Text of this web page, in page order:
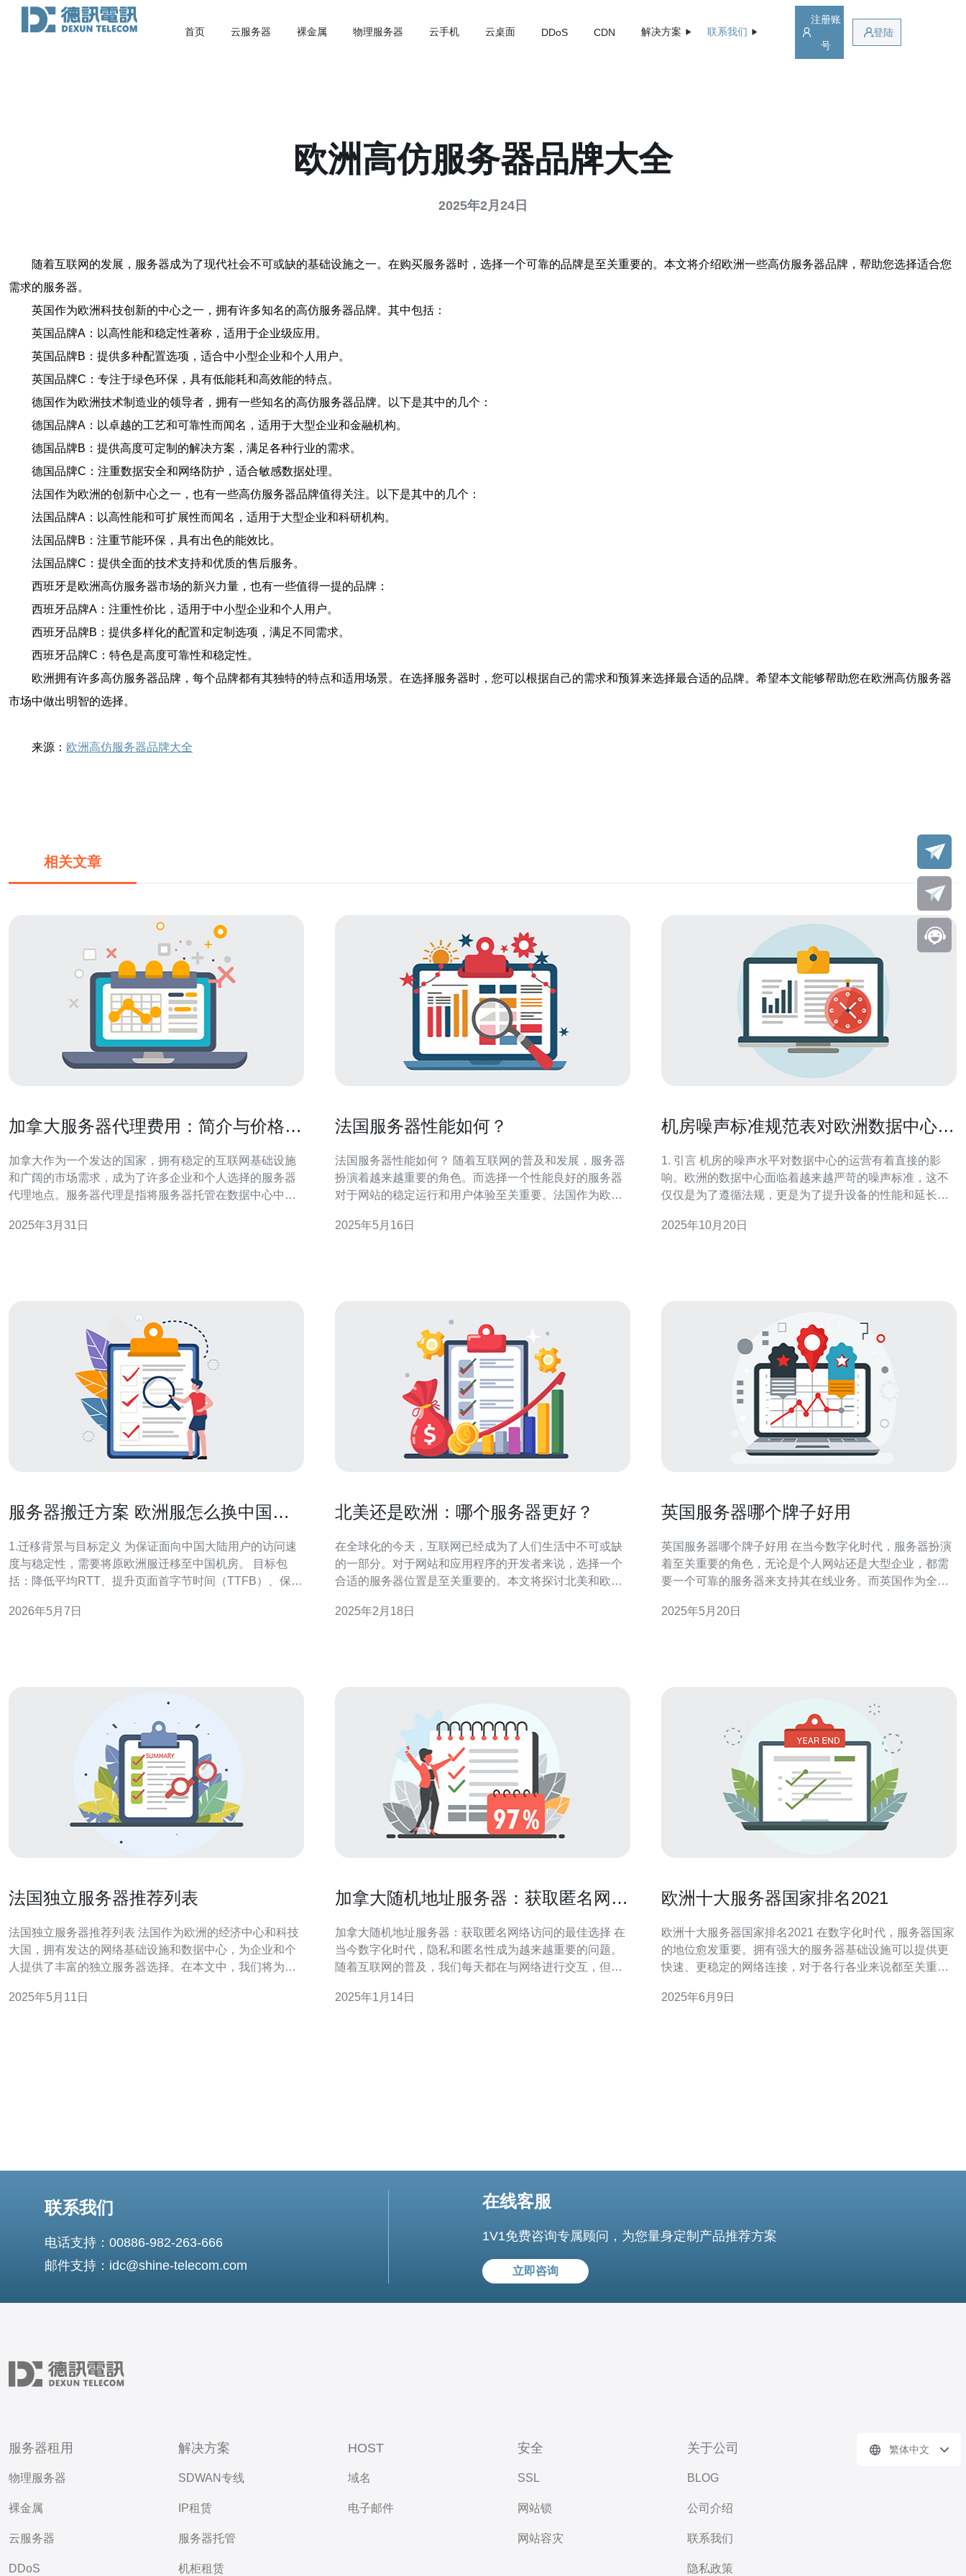
首页 云服务器 裸金属 物理服务器 云手机 云桌面 DDoS CDN 解决方案 联系我们
注册账
号
登陆
欧洲高仿服务器品牌大全
2025年2月24日
随着互联网的发展，服务器成为了现代社会不可或缺的基础设施之一。在购买服务器时，选择一个可靠的品牌是至关重要的。本文将介绍欧洲一些高仿服务器品牌，帮助您选择适合您
需求的服务器。
英国作为欧洲科技创新的中心之一，拥有许多知名的高仿服务器品牌。其中包括：
英国品牌A：以高性能和稳定性著称，适用于企业级应用。
英国品牌B：提供多种配置选项，适合中小型企业和个人用户。
英国品牌C：专注于绿色环保，具有低能耗和高效能的特点。
德国作为欧洲技术制造业的领导者，拥有一些知名的高仿服务器品牌。以下是其中的几个：
德国品牌A：以卓越的工艺和可靠性而闻名，适用于大型企业和金融机构。
德国品牌B：提供高度可定制的解决方案，满足各种行业的需求。
德国品牌C：注重数据安全和网络防护，适合敏感数据处理。
法国作为欧洲的创新中心之一，也有一些高仿服务器品牌值得关注。以下是其中的几个：
法国品牌A：以高性能和可扩展性而闻名，适用于大型企业和科研机构。
法国品牌B：注重节能环保，具有出色的能效比。
法国品牌C：提供全面的技术支持和优质的售后服务。
西班牙是欧洲高仿服务器市场的新兴力量，也有一些值得一提的品牌：
西班牙品牌A：注重性价比，适用于中小型企业和个人用户。
西班牙品牌B：提供多样化的配置和定制选项，满足不同需求。
西班牙品牌C：特色是高度可靠性和稳定性。
欧洲拥有许多高仿服务器品牌，每个品牌都有其独特的特点和适用场景。在选择服务器时，您可以根据自己的需求和预算来选择最合适的品牌。希望本文能够帮助您在欧洲高仿服务器
市场中做出明智的选择。
来源： 欧洲高仿服务器品牌大全
相关文章
加拿大服务器代理费用：简介与价格指
加拿大作为一个发达的国家，拥有稳定的互联网基础设施
和广阔的市场需求，成为了许多企业和个人选择的服务器
代理地点。服务器代理是指将服务器托管在数据中心中，
服务器资源和技术支持。 在选择加拿大服务器代理服务
2025年3月31日
法国服务器性能如何？
法国服务器性能如何？ 随着互联网的普及和发展，服务器
扮演着越来越重要的角色。而选择一个性能良好的服务器
对于网站的稳定运行和用户体验至关重要。法国作为欧洲
服务器有许多优势。首先，法国拥有发达的互联网基础设
2025年5月16日
机房噪声标准规范表对欧洲数据中心的
1. 引言 机房的噪声水平对数据中心的运营有着直接的影
响。欧洲的数据中心面临着越来越严苛的噪声标准，这不
仅仅是为了遵循法规，更是为了提升设备的性能和延长其
户的体验，本文将探讨机房噪声标准规范表的重要性。 2.
2025年10月20日
服务器搬迁方案 欧洲服怎么换中国服
1.迁移背景与目标定义 为保证面向中国大陆用户的访问速
度与稳定性，需要将原欧洲服迁移至中国机房。 目标包
括：降低平均RTT、提升页面首字节时间（TTFB）、保证
移、以及DDoS防护与带宽计费。 评估指标：平均延迟
2026年5月7日
北美还是欧洲：哪个服务器更好？
在全球化的今天，互联网已经成为了人们生活中不可或缺
的一部分。对于网站和应用程序的开发者来说，选择一个
合适的服务器位置是至关重要的。本文将探讨北美和欧洲
发者们做出明智的决策。 1. 网络连接速度：北美地区的互
2025年2月18日
英国服务器哪个牌子好用
英国服务器哪个牌子好用 在当今数字化时代，服务器扮演
着至关重要的角色，无论是个人网站还是大型企业，都需
要一个可靠的服务器来支持其在线业务。而英国作为全球
供选择。那么在众多选择中，究竟哪个牌子的服务器更好
2025年5月20日
法国独立服务器推荐列表
法国独立服务器推荐列表 法国作为欧洲的经济中心和科技
大国，拥有发达的网络基础设施和数据中心，为企业和个
人提供了丰富的独立服务器选择。在本文中，我们将为您
合您需求的服务器。 OVH是法国最大的独立服务器提供商
2025年5月11日
加拿大随机地址服务器：获取匿名网络
加拿大随机地址服务器：获取匿名网络访问的最佳选择 在
当今数字化时代，隐私和匿名性成为越来越重要的问题。
随着互联网的普及，我们每天都在与网络进行交互，但我
私，使用加拿大随机地址服务器成为获取匿名网络访问的
2025年1月14日
欧洲十大服务器国家排名2021
欧洲十大服务器国家排名2021 在数字化时代，服务器国家
的地位愈发重要。拥有强大的服务器基础设施可以提供更
快速、更稳定的网络连接，对于各行各业来说都至关重
助您了解欧洲服务器市场的发展趋势。 德国作为欧洲经济
2025年6月9日
联系我们
电话支持：00886-982-263-666
邮件支持：idc@shine-telecom.com
在线客服
1V1免费咨询专属顾问，为您量身定制产品推荐方案
立即咨询
服务器租用
物理服务器
裸金属
云服务器
DDoS
解决方案
SDWAN专线
IP租赁
服务器托管
机柜租赁
HOST
域名
电子邮件
安全
SSL
网站锁
网站容灾
关于公司
BLOG
公司介绍
联系我们
隐私政策
繁体中文